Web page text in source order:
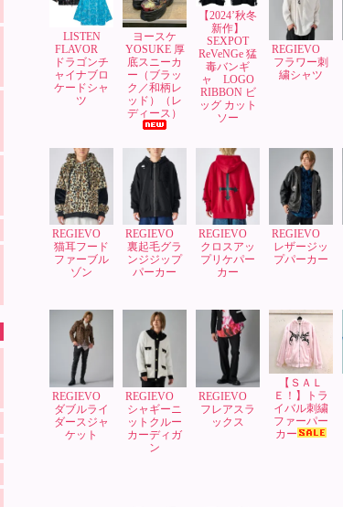
LISTEN
FLAVOR
ドラゴンチ
ャイナブロ
ケードシャ
ツ
ヨースケ
YOSUKE 厚
底スニーカ
ー（ブラッ
ク／和柄レ
ッド）（レ
ディース）
【2024’秋冬
新作】
SEXPOT
ReVeNGe 猛
毒バンギ
ャ LOGO
RIBBON ビ
ッグ カット
ソー
REGIEVO
フラワー刺
繍シャツ
REGIEVO
猫耳フード
ファーブル
ゾン
REGIEVO
裏起毛グラ
ンジジップ
パーカー
REGIEVO
クロスアッ
プリケパー
カー
REGIEVO
レザージッ
プパーカー
REGIEVO
ダブルライ
ダースジャ
ケット
REGIEVO
シャギーニ
ットクルー
カーディガ
ン
REGIEVO
フレアスラ
ックス
【ＳＡＬ
Ｅ！】トラ
イバル刺繍
ファーパー
カー